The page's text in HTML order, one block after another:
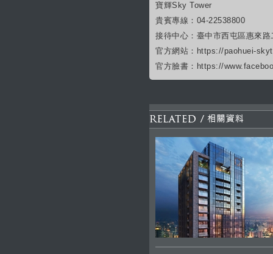
寶輝Sky Tower
貴賓專線：04-22538800
接待中心：臺中市西屯區惠來
官方網站：https://paohuei-
官方臉書：https://